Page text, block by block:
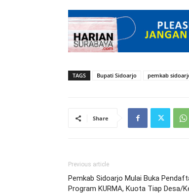
TAGS Bupati Sidoarjo pemkab
Share
Previous article
Pemkab Sidoarjo Mulai Buka
Program KURMA, Kuota Tiap Desa/